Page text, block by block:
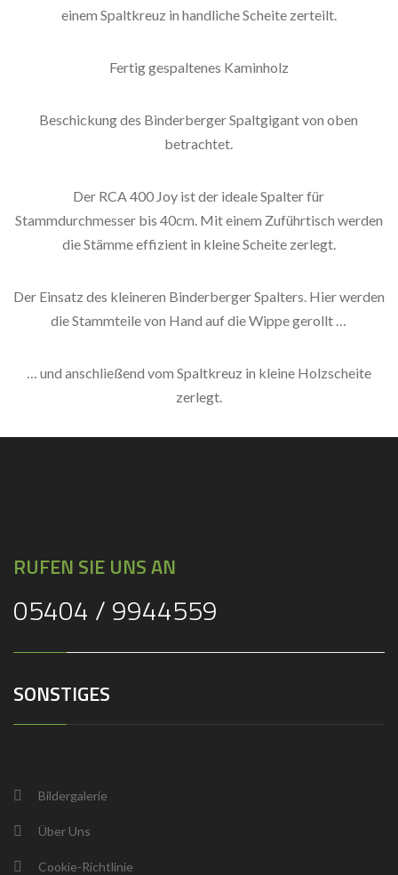
einem Spaltkreuz in handliche Scheite zerteilt.
Fertig gespaltenes Kaminholz
Beschickung des Binderberger Spaltgigant von oben
betrachtet.
Der RCA 400 Joy ist der ideale Spalter für
Stammdurchmesser bis 40cm. Mit einem Zuführtisch werden
die Stämme effizient in kleine Scheite zerlegt.
Der Einsatz des kleineren Binderberger Spalters. Hier werden
die Stammteile von Hand auf die Wippe gerollt …
… und anschließend vom Spaltkreuz in kleine Holzscheite
zerlegt.
RUFEN SIE UNS AN
05404 / 9944559
SONSTIGES
Bildergalerie
Über Uns
Cookie-Richtlinie